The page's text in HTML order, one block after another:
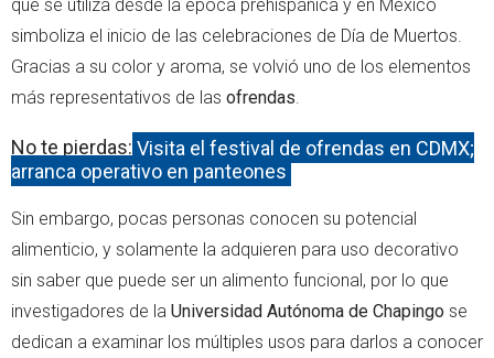
que se utiliza desde la época prehispánica y en México
simboliza el inicio de las celebraciones de Día de Muertos.
Gracias a su color y aroma, se volvió uno de los elementos
más representativos de las ofrendas.
No te pierdas: Visita el festival de ofrendas en CDMX;
arranca operativo en panteones
Sin embargo, pocas personas conocen su potencial
alimenticio, y solamente la adquieren para uso decorativo
sin saber que puede ser un alimento funcional, por lo que
investigadores de la Universidad Autónoma de Chapingo se
dedican a examinar los múltiples usos para darlos a conocer